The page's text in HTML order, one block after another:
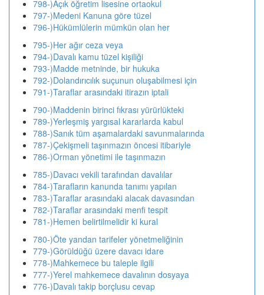
798-)Açık öğretim lisesine ortaokul
797-)Medeni Kanuna göre tüzel
796-)Hükümlülerin mümkün olan her
795-)Her ağır ceza veya
794-)Davalı kamu tüzel kişiliği
793-)Madde metninde, bir hukuka
792-)Dolandırıcılık suçunun oluşabilmesi için
791-)Taraflar arasındaki itirazın iptali
790-)Maddenin birinci fıkrası yürürlükteki
789-)Yerleşmiş yargısal kararlarda kabul
788-)Sanık tüm aşamalardaki savunmalarında
787-)Çekişmeli taşınmazın öncesi itibariyle
786-)Orman yönetimi ile taşınmazın
785-)Davacı vekili tarafından davalılar
784-)Tarafların kanunda tanımı yapılan
783-)Taraflar arasındaki alacak davasından
782-)Taraflar arasındaki menfi tespit
781-)Hemen belirtilmelidir ki kural
780-)Öte yandan tarifeler yönetmeliğinin
779-)Görüldüğü üzere davacı idare
778-)Mahkemece bu taleple ilgili
777-)Yerel mahkemece davalının dosyaya
776-)Davalı takip borçlusu cevap